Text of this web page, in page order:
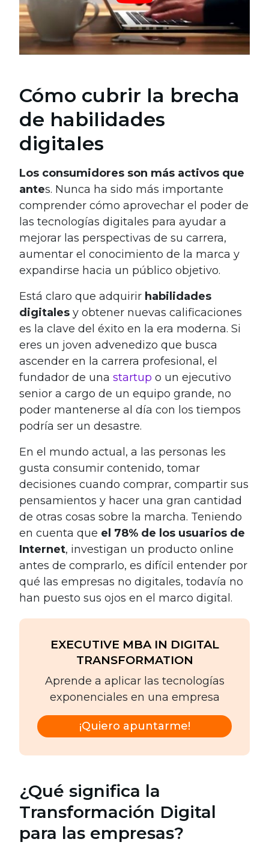
Cómo cubrir la brecha
de habilidades
digitales
Los consumidores son más activos que
antes. Nunca ha sido más importante
comprender cómo aprovechar el poder de
las tecnologías digitales para ayudar a
mejorar las perspectivas de su carrera,
aumentar el conocimiento de la marca y
expandirse hacia un público objetivo.
Está claro que adquirir habilidades
digitales y obtener nuevas calificaciones
es la clave del éxito en la era moderna. Si
eres un joven advenedizo que busca
ascender en la carrera profesional, el
fundador de una startup o un ejecutivo
senior a cargo de un equipo grande, no
poder mantenerse al día con los tiempos
podría ser un desastre.
En el mundo actual, a las personas les
gusta consumir contenido, tomar
decisiones cuando comprar, compartir sus
pensamientos y hacer una gran cantidad
de otras cosas sobre la marcha. Teniendo
en cuenta que el 78% de los usuarios de
Internet, investigan un producto online
antes de comprarlo, es difícil entender por
qué las empresas no digitales, todavía no
han puesto sus ojos en el marco digital.
EXECUTIVE MBA IN DIGITAL
TRANSFORMATION
Aprende a aplicar las tecnologías
exponenciales en una empresa
¡Quiero apuntarme!
¿Qué significa la
Transformación Digital
para las empresas?